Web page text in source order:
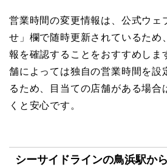
営業時間の変更情報は、公式ウェ
せ」欄で随時更新されているため
報を確認することをおすすめしま
舗によっては独自の営業時間を設
るため、目当ての店舗がある場合
くと安心です。
シーサイドラインの鳥浜駅か